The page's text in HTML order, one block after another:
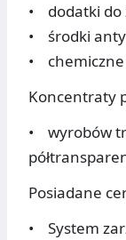
• dodatki do
• środki
• chemiczne
Koncentraty
• wyrobów
Posiadane
• System